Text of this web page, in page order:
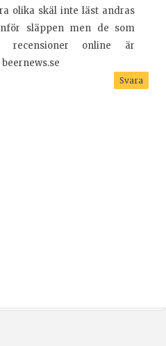
olika skäl inte läst andras
släppen men de som
recensioner online är
Svara